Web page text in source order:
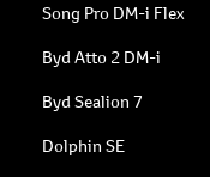
Song Pro DM-i Flex
Byd Atto 2 DM-i
Byd Sealion 7
Dolphin SE